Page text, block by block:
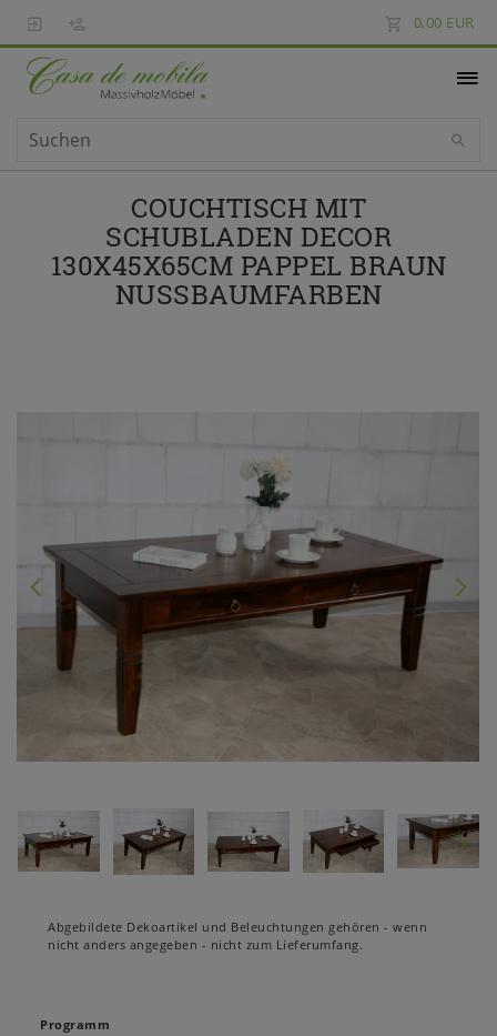
0,00 EUR
COUCHTISCH MIT
SCHUBLADEN DECOR
130X45X65CM PAPPEL BRAUN
NUSSBAUMFARBEN
Abgebildete Dekoartikel und Beleuchtungen gehören - wenn
nicht anders angegeben - nicht zum Lieferumfang.
Programm